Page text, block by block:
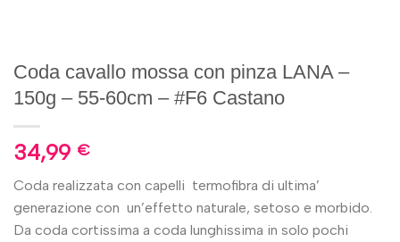
Coda cavallo mossa con pinza LANA –
150g – 55-60cm – #F6 Castano
34,99 €
Coda realizzata con capelli termofibra di ultima’
generazione con un’effetto naturale, setoso e morbido.
Da coda cortissima a coda lunghissima in solo pochi